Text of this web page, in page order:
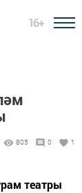
16+
805 0 1
театры